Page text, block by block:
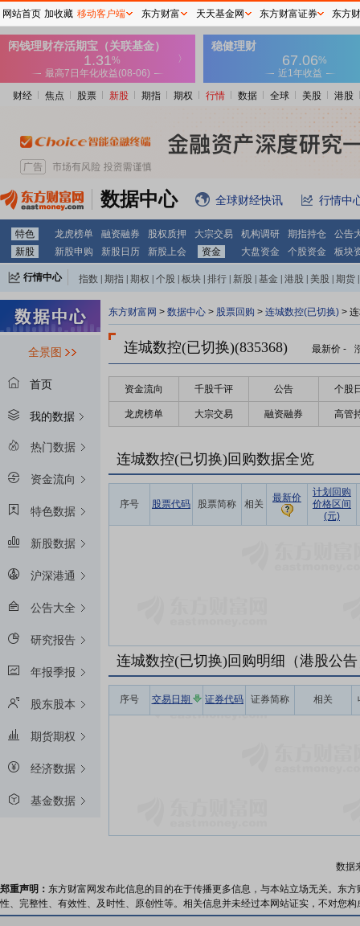
财经 焦点 股票 新股 期指 期权 行情 数据 全球 美股 港股
数据中心 全球财经快讯 行情中
特色 龙虎榜单 融资融券 股权质押 大宗交易 机构调研 期指持仓
公告
新股
新股申购 新股日历 新股上会 资金 大盘资金 个股资金 板块
行情中心 指数 期指 期权 个股 板块 排行 新股 基金 港股 美股 期货
全景图
首页
我的数据
热门数据
资金流向
特色数据
新股数据
沪深港通
公告大全
研究报告
年报季报
股东股本
期货期权
经济数据
基金数据
东方财富网 > 数据中心 > 股票回购 > 连城数控(已切换) >
连城数控(已切换)(835368) 最新价 -
资金流向 千股千评 公告 个股
龙虎榜单 大宗交易 融资融券 高管
连城数控(已切换)回购数据全览
序号 股票代码 股票简称 相关
最新价
计划回购
价格区间
(元)
连城数控(已切换)回购明细（港股公
序号 交易日期 证券代码 证券简称 相关
数据
郑重声明： 东方财富网发布此信息的目的在于传播更多信息，与本站立场无关。东
性、完整性、有效性、及时性、原创性等。相关信息并未经过本网站证实，不对您
网站首页 加收藏 移动客户端 东方财富 天天基金网 东方财富证券 东方